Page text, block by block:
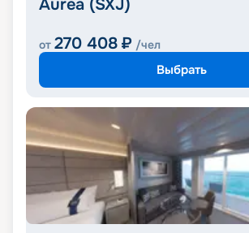
Aurea (SXJ)
от 270 408 ₽ /чел
Выбрать